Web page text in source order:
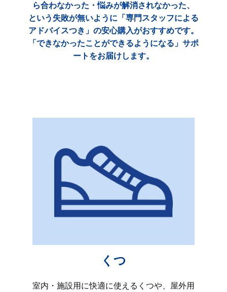
ら合わなかった・悩みが解消されなかった、
という失敗が無いように「専門スタッフによる
アドバイスつき」の安心購入がおすすめです。
「できなかったことができるようになる」サポ
ートをお届けします。
くつ
室内・施設用に快適に使えるくつや、屋外用